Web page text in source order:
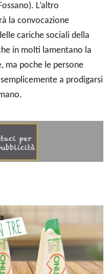
L’altro
la convocazione
cariche sociali della
in molti lamentano la
ma poche le persone
a prodigarsi